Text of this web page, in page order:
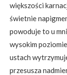
większości
świetnie
powoduje to u
wysokim
ustach
przesusza